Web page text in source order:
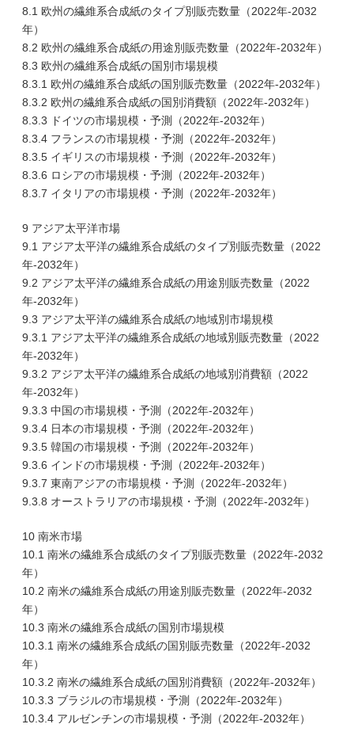
8.1 欧州の繊維系合成紙のタイプ別販売数量（2022年-2032
年）
8.2 欧州の繊維系合成紙の用途別販売数量（2022年-2032年）
8.3 欧州の繊維系合成紙の国別市場規模
8.3.1 欧州の繊維系合成紙の国別販売数量（2022年-2032年）
8.3.2 欧州の繊維系合成紙の国別消費額（2022年-2032年）
8.3.3 ドイツの市場規模・予測（2022年-2032年）
8.3.4 フランスの市場規模・予測（2022年-2032年）
8.3.5 イギリスの市場規模・予測（2022年-2032年）
8.3.6 ロシアの市場規模・予測（2022年-2032年）
8.3.7 イタリアの市場規模・予測（2022年-2032年）
9 アジア太平洋市場
9.1 アジア太平洋の繊維系合成紙のタイプ別販売数量（2022
年-2032年）
9.2 アジア太平洋の繊維系合成紙の用途別販売数量（2022
年-2032年）
9.3 アジア太平洋の繊維系合成紙の地域別市場規模
9.3.1 アジア太平洋の繊維系合成紙の地域別販売数量（2022
年-2032年）
9.3.2 アジア太平洋の繊維系合成紙の地域別消費額（2022
年-2032年）
9.3.3 中国の市場規模・予測（2022年-2032年）
9.3.4 日本の市場規模・予測（2022年-2032年）
9.3.5 韓国の市場規模・予測（2022年-2032年）
9.3.6 インドの市場規模・予測（2022年-2032年）
9.3.7 東南アジアの市場規模・予測（2022年-2032年）
9.3.8 オーストラリアの市場規模・予測（2022年-2032年）
10 南米市場
10.1 南米の繊維系合成紙のタイプ別販売数量（2022年-2032
年）
10.2 南米の繊維系合成紙の用途別販売数量（2022年-2032
年）
10.3 南米の繊維系合成紙の国別市場規模
10.3.1 南米の繊維系合成紙の国別販売数量（2022年-2032
年）
10.3.2 南米の繊維系合成紙の国別消費額（2022年-2032年）
10.3.3 ブラジルの市場規模・予測（2022年-2032年）
10.3.4 アルゼンチンの市場規模・予測（2022年-2032年）